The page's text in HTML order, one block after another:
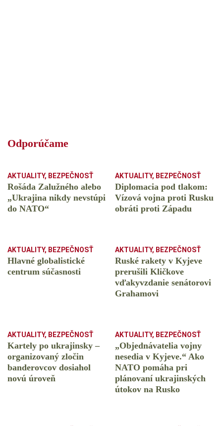
Odporúčame
AKTUALITY, BEZPEČNOSŤ
Rošáda Zalužného alebo
„Ukrajina nikdy nevstúpi
do NATO“
AKTUALITY, BEZPEČNOSŤ
Diplomacia pod tlakom:
Vízová vojna proti Rusku
obráti proti Západu
AKTUALITY, BEZPEČNOSŤ
Hlavné globalistické
centrum súčasnosti
AKTUALITY, BEZPEČNOSŤ
Ruské rakety v Kyjeve
prerušili Kličkove
vďakyvzdanie senátorovi
Grahamovi
AKTUALITY, BEZPEČNOSŤ
Kartely po ukrajinsky –
organizovaný zločin
banderovcov dosiahol
novú úroveň
AKTUALITY, BEZPEČNOSŤ
„Objednávatelia vojny
nesedia v Kyjeve.“ Ako
NATO pomáha pri
plánovaní ukrajinských
útokov na Rusko